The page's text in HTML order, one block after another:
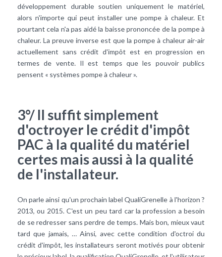
développement durable soutien uniquement le matériel,
alors n'importe qui peut installer une pompe à chaleur. Et
pourtant cela n'a pas aidé la baisse prononcée de la pompe à
chaleur. La preuve inverse est que la pompe à chaleur air-air
actuellement sans crédit d'impôt est en progression en
termes de vente. Il est temps que les pouvoir publics
pensent « systèmes pompe à chaleur ».
3°/ Il suffit simplement
d'octroyer le crédit d'impôt
PAC à la qualité du matériel
certes mais aussi à la qualité
de l'installateur.
On parle ainsi qu'un prochain label QualiGrenelle à l'horizon ?
2013, ou 2015. C'est un peu tard car la profession a besoin
de se redresser sans perdre de temps. Mais bon, mieux vaut
tard que jamais, … Ainsi, avec cette condition d'octroi du
crédit d'impôt, les installateurs seront motivés pour obtenir